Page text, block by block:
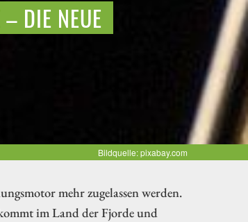
DIE NEUE
Bildquelle: pixabay.com
mehr zugelassen werden.
im Land der Fjorde und